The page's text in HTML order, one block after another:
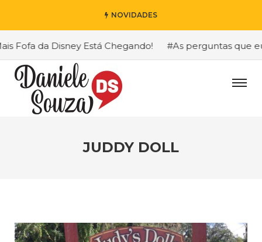
NOVIDADES
da Disney Está Chegando! #As perguntas que eu
JUDDY DOLL